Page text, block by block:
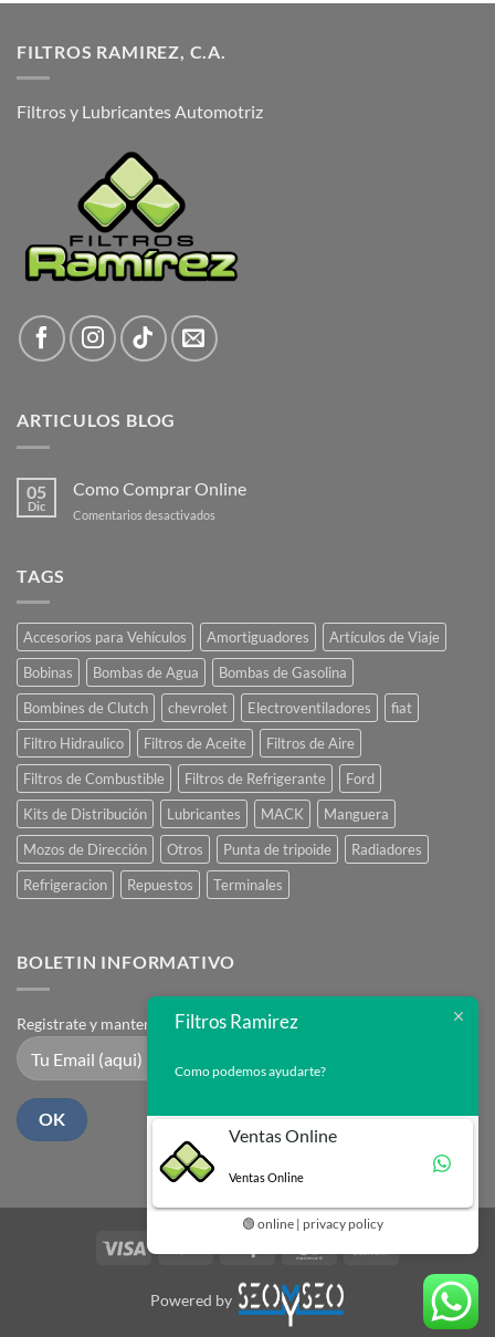
FILTROS RAMIREZ, C.A.
Filtros y Lubricantes Automotriz
ARTICULOS BLOG
05
Dic
Como Comprar Online
Comentarios desactivados
TAGS
Accesorios para Vehículos Amortiguadores
Artículos de Viaje
Bobinas
Bombas de Agua
Bombas de Gasolina
Bombines de Clutch
chevrolet Electroventiladores
fiat
Filtro Hidraulico
Filtros de Aceite
Filtros de Aire
Filtros de Combustible
Filtros de Refrigerante
Ford
Kits de Distribución
Lubricantes MACK
Manguera
Mozos de Dirección
Otros Punta de tripoide
Radiadores
Refrigeracion
Repuestos Terminales
BOLETIN INFORMATIVO
Registrate y mantente en contacto
Visa
Delivery
Powered by
Filtros Ramirez
Como podemos ayudarte?
Ventas Online
Ventas Online
🟢 online | privacy policy